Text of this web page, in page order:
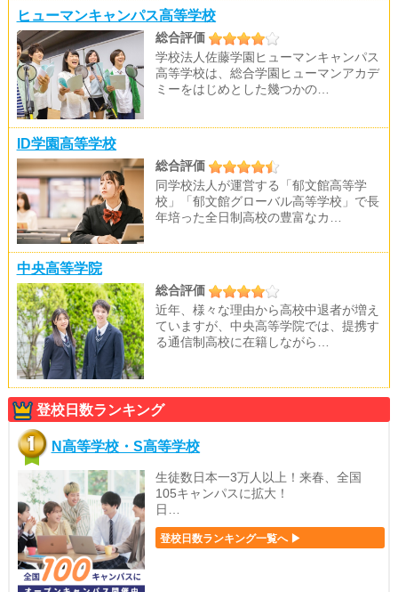
ヒューマンキャンパス高等学校
総合評価
学校法人佐藤学園ヒューマンキャンパス
高等学校は、総合学園ヒューマンアカデ
ミーをはじめとした幾つかの…
ID学園高等学校
総合評価
同学校法人が運営する「郁文館高等学
校」「郁文館グローバル高等学校」で長
年培った全日制高校の豊富なカ…
中央高等学院
総合評価
近年、様々な理由から高校中退者が増え
ていますが、中央高等学院では、提携す
る通信制高校に在籍しながら…
登校日数ランキング
N高等学校・S高等学校
生徒数日本一3万人以上！来春、全国
105キャンパスに拡大！
日…
登校日数ランキング一覧へ ▶